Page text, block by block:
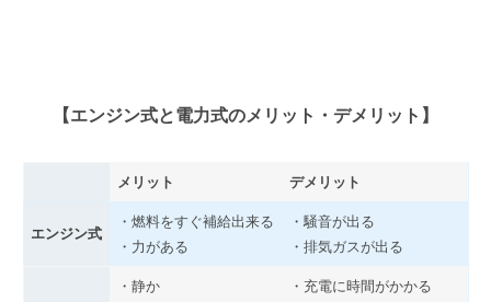
【エンジン式と電力式のメリット・デメリット】
メリット デメリット
エンジン式
・燃料をすぐ補給出来る
・力がある
・騒音が出る
・排気ガスが出る
・静か
・充電に時間がかかる